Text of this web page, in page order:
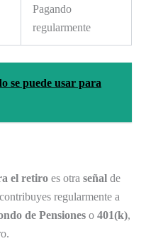
Pagando
regularmente
se puede usar para
el retiro es otra señal de
regularmente a
de Pensiones o 401(k),